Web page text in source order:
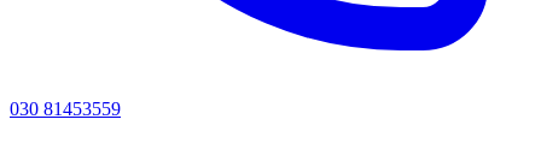
030 81453559